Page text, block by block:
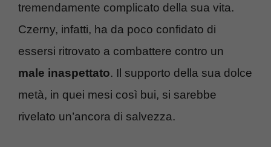
tremendamente complicato della sua vita.
Czerny, infatti, ha da poco confidato di
essersi ritrovato a combattere contro un
male inaspettato. Il supporto della sua dolce
metà, in quei mesi così bui, si sarebbe
rivelato un’ancora di salvezza.